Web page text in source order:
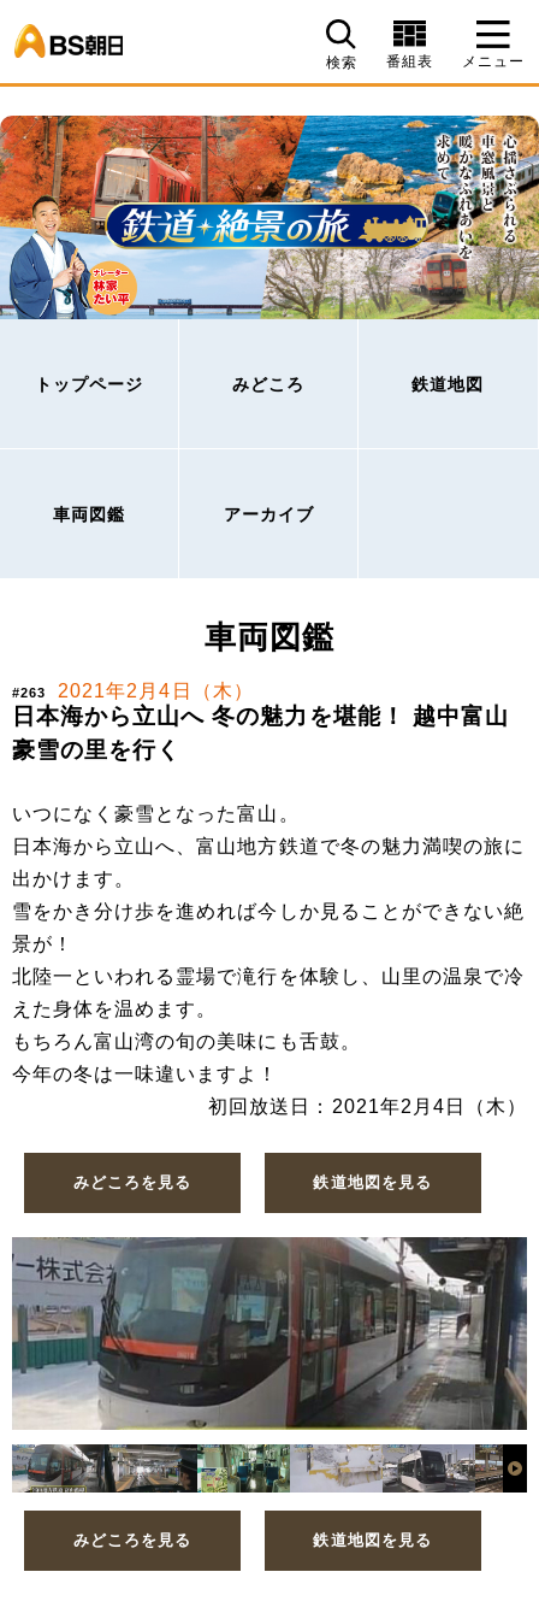
検索 番組表 メニュー
トップページ みどころ 鉄道地図
車両図鑑 アーカイブ
車両図鑑
#263 2021年2月4日（木）
日本海から立山へ 冬の魅力を堪能！ 越中富山
豪雪の里を行く
いつになく豪雪となった富山。
日本海から立山へ、富山地方鉄道で冬の魅力満喫の旅に
出かけます。
雪をかき分け歩を進めれば今しか見ることができない絶
景が！
北陸一といわれる霊場で滝行を体験し、山里の温泉で冷
えた身体を温めます。
もちろん富山湾の旬の美味にも舌鼓。
今年の冬は一味違いますよ！
初回放送日：2021年2月4日（木）
みどころを見る 鉄道地図を見る
みどころを見る 鉄道地図を見る